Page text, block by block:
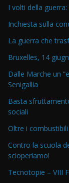
I volti della
Inchiesta sulla
La guerra che
Bruxelles, 14
Dalle Marche un
Senigallia
Basta
sociali
Oltre i
Contro la scuola
scioperiamo!
Tecnotopie – VIII